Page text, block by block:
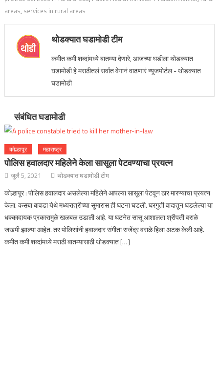
areas, services in rural areas
थोडक्यात घडामोडी टीम
कमीत कमी शब्दांमध्ये बातम्या देणारे, आजच्या घडीला थोडक्यात
घडामोडी हे मराठीतलं सर्वात वेगानं वाढणारं न्यूजपोर्टल - थोडक्यात
घडामोडी
संबंधित घडामोडी
कोल्हापूर महाराष्ट्र
पोलिस हवालदार महिलेने केला सासूला पेटवण्याचा प्रयत्न
जुलै 5, 2021 थोडक्यात घडामोडी टीम
कोल्हापूर : पोलिस हवालदार असलेल्या महिलेने आपल्या सासूला पेटवून ठार मारण्याचा प्रयत्न
केला. कसबा बावडा येथे मध्यरात्रीच्या सुमारास ही घटना घडली. घरगुती वादातून घडलेल्या या
धक्कादायक प्रकारामुळे खळबळ उडाली आहे. या घटनेत सासू आशालता श्रीपती वराळे
जखमी झाल्या आहेत. तर पोलिसांनी हवालदार संगीता राजेंद्र वराळे हिला अटक केली आहे.
कमीत कमी शब्दांमध्ये मराठी बातम्यासाठी थोडक्यात […]